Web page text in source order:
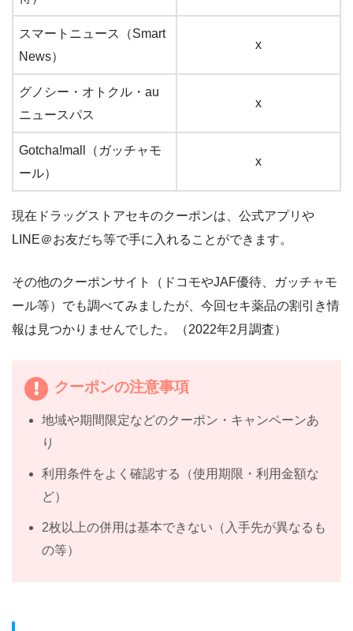
スマートニュース（Smart
News）
x
グノシー・オトクル・au
ニュースパス
x
Gotcha!mall（ガッチャモ
ール）
x
現在ドラッグストアセキのクーポンは、公式アプリや
LINE＠お友だち等で手に入れることができます。
その他のクーポンサイト（ドコモやJAF優待、ガッチャモ
ール等）でも調べてみましたが、今回セキ薬品の割引き情
報は見つかりませんでした。（2022年2月調査）
クーポンの注意事項
地域や期間限定などのクーポン・キャンペーンあ
り
利用条件をよく確認する（使用期限・利用金額な
ど）
2枚以上の併用は基本できない（入手先が異なるも
の等）